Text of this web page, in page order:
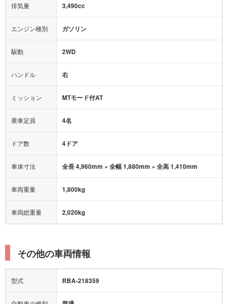
ミュージックプレイヤー接続可
後席モニター
サポカー
アダプティブクルーズコントロール
ヒルディセントコントロール
オートマチックハイビーム
排気量 3,490cc
エンジン種別 ガソリン
駆動 2WD
ハンドル 右
ミッション MTモード付AT
乗車定員 4名
ドア数 4ドア
車体寸法 全長 4,960mm × 全幅 1,880mm × 全高 1,410mm
車両重量 1,800kg
車両総重量 2,020kg
その他の車両情報
型式 RBA-218359